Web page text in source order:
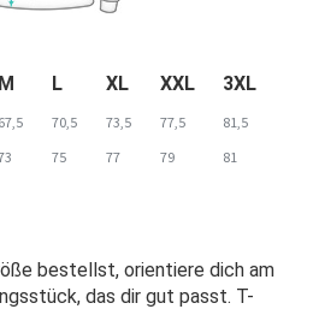
M L XL XXL 3XL
67,5 70,5 73,5 77,5
81,5
75 77 79 81
bestellst, orientiere dich am
das dir gut passt. T-